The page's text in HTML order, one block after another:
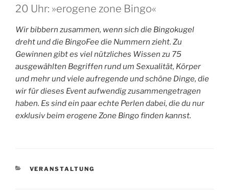
20 Uhr: »erogene zone Bingo«
Wir bibbern zusammen, wenn sich die Bingokugel
dreht und die BingoFee die Nummern zieht. Zu
Gewinnen gibt es viel nützliches Wissen zu 75
ausgewählten Begriffen rund um Sexualität, Körper
und mehr und viele aufregende und schöne Dinge, die
wir für dieses Event aufwendig zusammengetragen
haben. Es sind ein paar echte Perlen dabei, die du nur
exklusiv beim erogene Zone Bingo finden kannst.
KATEGORIEN
VERANSTALTUNG